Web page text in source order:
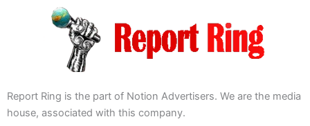
Report Ring is the part of Notion Advertisers. We are the media
house, associated with this company.